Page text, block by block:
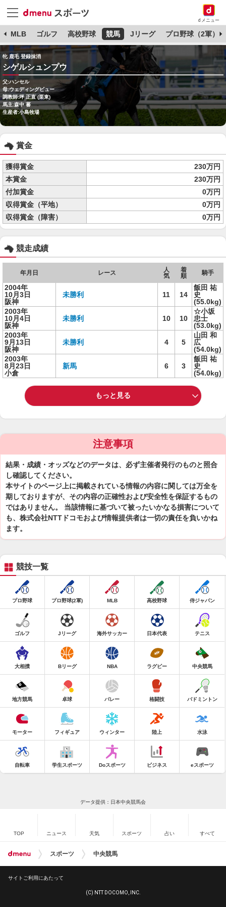
dメニュー
MLB ゴルフ 高校野球 競馬 Jリーグ プロ野球（2軍）
牝 鹿毛 登録抹消
シゲルシュンプウ
父:ハンセル
母:ウェディングビュー
調教師:坪 正直 (栗東)
馬主:森中 蕃
生産者:小島牧場
賞金
獲得賞金
230万円
本賞金
230万円
付加賞金
0万円
収得賞金（平地）
0万円
収得賞金（障害）
0万円
競走成績
年月日 レース
人
気
着
順
騎手
2004年
10月3日
阪神
未勝利 11 14
飯田 祐
史
(55.0kg)
2003年
10月4日
阪神
未勝利 10 10
☆小坂
忠士
(53.0kg)
2003年
9月13日
阪神
未勝利 4 5
山田 和
広
(54.0kg)
2003年
8月23日
小倉
新馬 6 3
飯田 祐
史
(54.0kg)
もっと見る
注意事項
結果・成績・オッズなどのデータは、必ず主催者発行のものと照合
し確認してください。
本サイトのページ上に掲載されている情報の内容に関しては万全を
期しておりますが、その内容の正確性および安全性を保証するもの
ではありません。 当該情報に基づいて被ったいかなる損害について
も、株式会社NTTドコモおよび情報提供者は一切の責任を負いかね
ます。
競技一覧
プロ野球 プロ野球(2軍) MLB 高校野球 侍ジャパン
ゴルフ Jリーグ 海外サッカー 日本代表 テニス
大相撲 Bリーグ NBA ラグビー 中央競馬
地方競馬 卓球 バレー 格闘技 バドミントン
モーター フィギュア ウィンター 陸上 水泳
自転車 学生スポーツ Doスポーツ ビジネス eスポーツ
データ提供：日本中央競馬会
TOP ニュース 天気 スポーツ 占い すべて
スポーツ 中央競馬
サイトご利用にあたって
(C) NTT DOCOMO, INC.